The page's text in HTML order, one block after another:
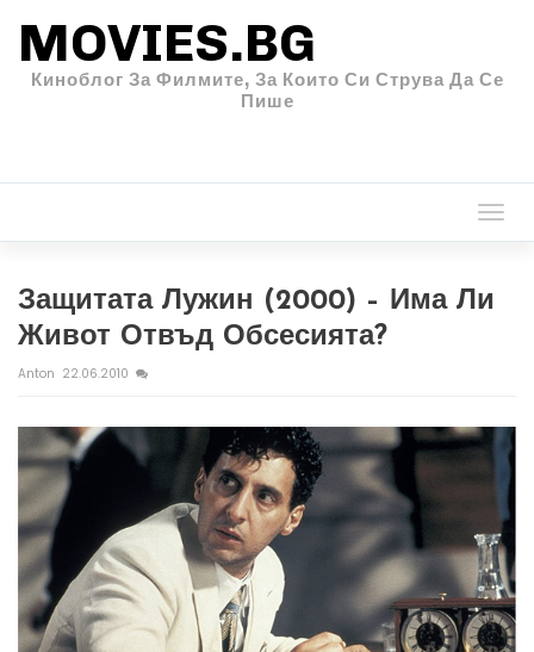
MOVIES.BG
Киноблог За Филмите, За Които Си Струва Да Се
Пише
Защитата Лужин (2000) – Има Ли
Живот Отвъд Обсесията?
Anton 22.06.2010